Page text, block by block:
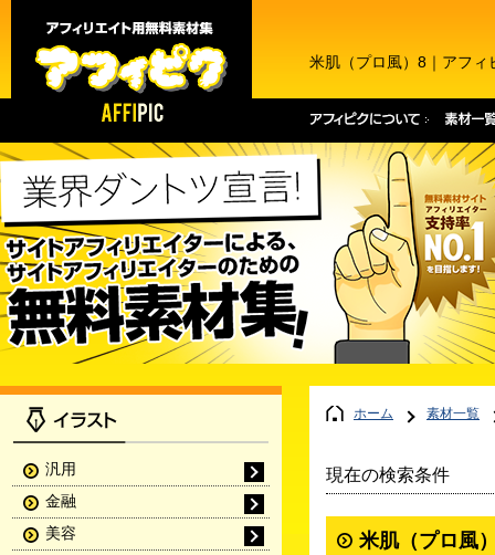
米肌（プロ風）8｜アフ
ホーム 素材一覧
現在の検索条件
米肌（プロ風
汎用
金融
美容